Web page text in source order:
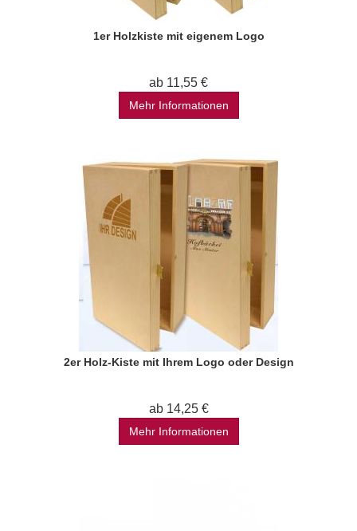
1er Holzkiste mit eigenem Logo
ab 11,55 €
Mehr Informationen
2er Holz-Kiste mit Ihrem Logo oder Design
ab 14,25 €
Mehr Informationen